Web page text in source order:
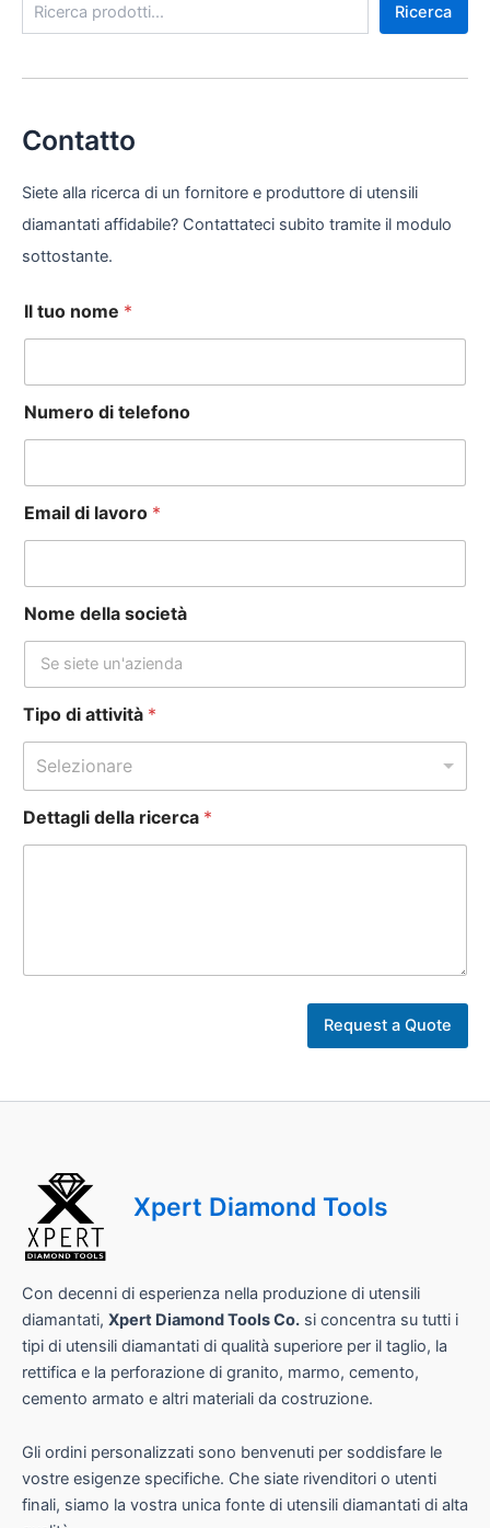
Ricerca
Contatto
Siete alla ricerca di un fornitore e produttore di utensili
diamantati affidabile? Contattateci subito tramite il modulo
sottostante.
Il tuo nome *
Numero di telefono
Email di lavoro *
Nome della società
Tipo di attività *
Selezionare
Dettagli della ricerca *
Request a Quote
Xpert Diamond Tools
Con decenni di esperienza nella produzione di utensili
diamantati, Xpert Diamond Tools Co. si concentra su tutti i
tipi di utensili diamantati di qualità superiore per il taglio, la
rettifica e la perforazione di granito, marmo, cemento,
cemento armato e altri materiali da costruzione.
Gli ordini personalizzati sono benvenuti per soddisfare le
vostre esigenze specifiche. Che siate rivenditori o utenti
finali, siamo la vostra unica fonte di utensili diamantati di alta